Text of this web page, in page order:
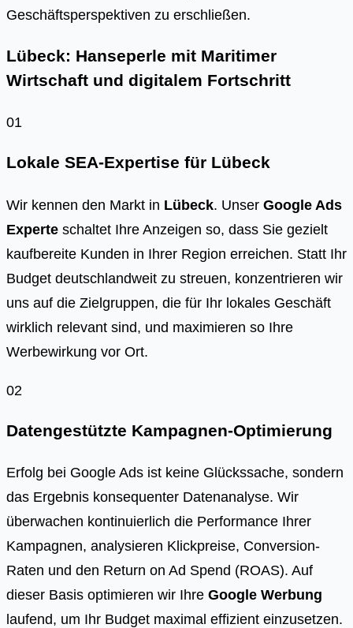
Geschäfts­per­spek­ti­ven zu erschlie­ßen.
Lübeck: Hanseperle mit Maritimer
Wirtschaft und digitalem Fortschritt
01
Lokale SEA-Expertise für Lübeck
Wir kennen den Markt in Lübeck. Unser Google Ads
Experte schaltet Ihre Anzeigen so, dass Sie gezielt
kaufbereite Kunden in Ihrer Region erreichen. Statt Ihr
Budget deutschlandweit zu streuen, konzentrieren wir
uns auf die Zielgruppen, die für Ihr lokales Geschäft
wirklich relevant sind, und maximieren so Ihre
Werbewirkung vor Ort.
02
Datengestützte Kampagnen-Optimierung
Erfolg bei Google Ads ist keine Glückssache, sondern
das Ergebnis konsequenter Datenanalyse. Wir
überwachen kontinuierlich die Performance Ihrer
Kampagnen, analysieren Klickpreise, Conversion-
Raten und den Return on Ad Spend (ROAS). Auf
dieser Basis optimieren wir Ihre Google Werbung
laufend, um Ihr Budget maximal effizient einzusetzen.